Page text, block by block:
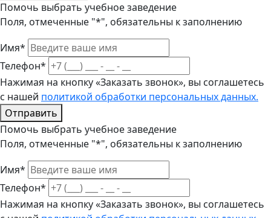
Помочь выбрать учебное заведение
Поля, отмеченные "*", обязательны к заполнению
Имя*
Телефон*
Нажимая на кнопку «Заказать звонок», вы соглашетесь
с нашей политикой обработки персональных данных.
Отправить
Помочь выбрать учебное заведение
Поля, отмеченные "*", обязательны к заполнению
Имя*
Телефон*
Нажимая на кнопку «Заказать звонок», вы соглашетесь